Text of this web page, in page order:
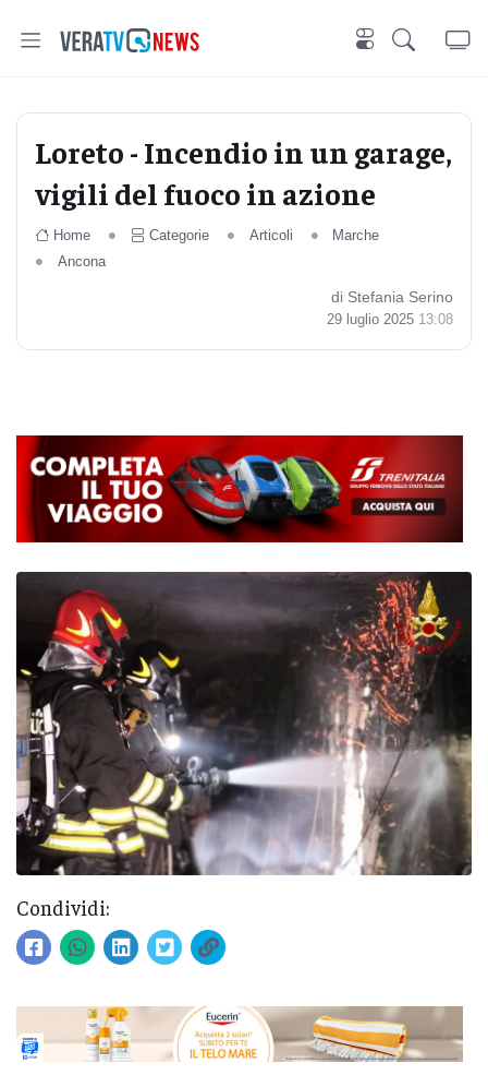
Loreto - Incendio in un garage,
vigili del fuoco in azione
Home Categorie Articoli
Marche
Ancona
di Stefania Serino
29 luglio 2025 13:08
Condividi: